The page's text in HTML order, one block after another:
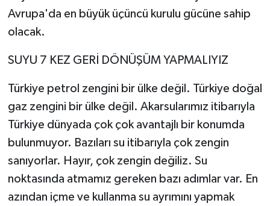
Avrupa'da en büyük üçüncü kurulu gücüne sahip
olacak.
SUYU 7 KEZ GERİ DÖNÜŞÜM YAPMALIYIZ
Türkiye petrol zengini bir ülke değil. Türkiye doğal
gaz zengini bir ülke değil. Akarsularımız itibarıyla
Türkiye dünyada çok çok avantajlı bir konumda
bulunmuyor. Bazıları su itibarıyla çok zengin
sanıyorlar. Hayır, çok zengin değiliz. Su
noktasında atmamız gereken bazı adımlar var. En
azından içme ve kullanma su ayrımını yapmak